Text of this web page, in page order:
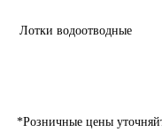
Лотки водоотводные
*Розничные цены